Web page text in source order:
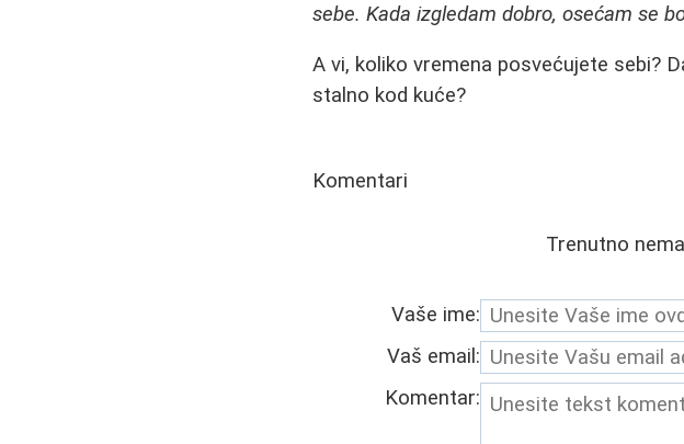
sebe. Kada izgledam dobro, osećam se
A vi, koliko vremena posvećujete sebi?
stalno kod kuće?
Komentari
Trenutno
Vaše ime:
Vaš email:
Komentar: